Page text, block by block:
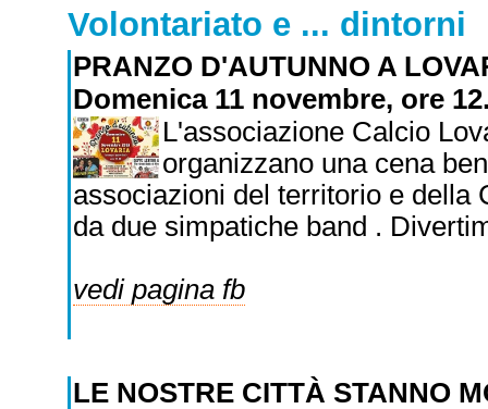
Volontariato e ... dintorni
PRANZO D'AUTUNNO A
Domenica 11 novembre, ore
L'associazione Calcio
organizzano una cena
associazioni del territorio e della
da due simpatiche band .
vedi pagina fb
LE NOSTRE CITTÀ STANNO